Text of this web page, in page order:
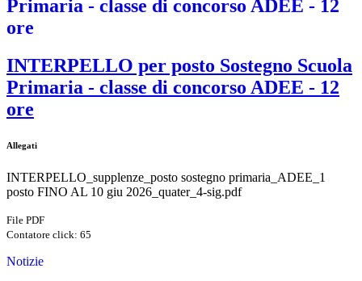
Primaria - classe di concorso ADEE - 12
ore
INTERPELLO per posto Sostegno Scuola
Primaria - classe di concorso ADEE - 12
ore
Allegati
INTERPELLO_supplenze_posto sostegno primaria_ADEE_1
posto FINO AL 10 giu 2026_quater_4-sig.pdf
File PDF
Contatore click: 65
Notizie